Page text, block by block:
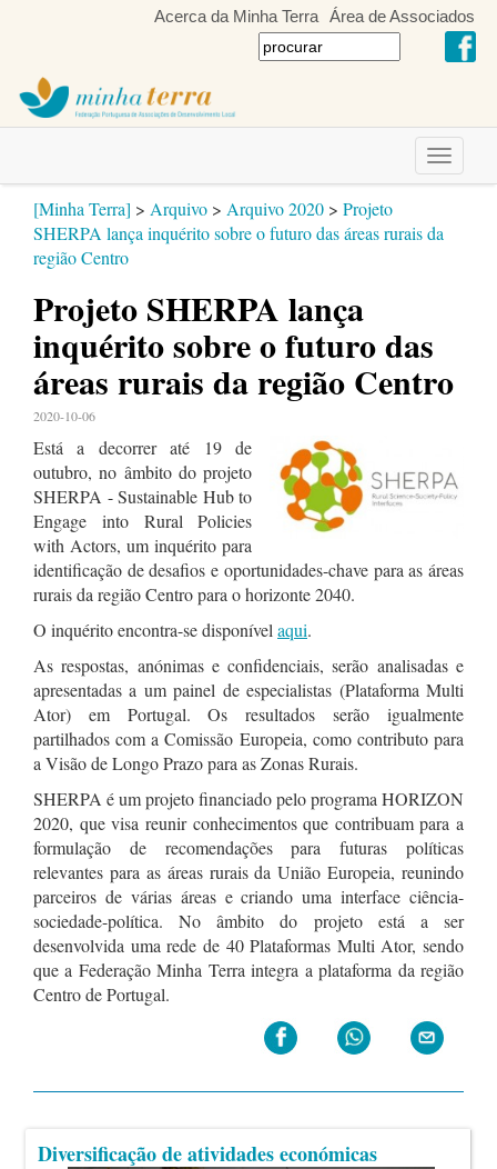
Acerca da Minha Terra Área de Associados
Toggle
[Minha Terra] > Arquivo > Arquivo 2020 > Projeto
SHERPA lança inquérito sobre o futuro das áreas rurais da
região Centro
Projeto SHERPA lança
inquérito sobre o futuro das
áreas rurais da região Centro
2020-10-06
Está a decorrer até 19 de
outubro, no âmbito do projeto
SHERPA - Sustainable Hub to
Engage into Rural Policies
with Actors, um inquérito para
identificação de desafios e oportunidades-chave para as áreas
rurais da região Centro para o horizonte 2040.
O inquérito encontra-se disponível aqui.
As respostas, anónimas e confidenciais, serão analisadas e
apresentadas a um painel de especialistas (Plataforma Multi
Ator) em Portugal. Os resultados serão igualmente
partilhados com a Comissão Europeia, como contributo para
a Visão de Longo Prazo para as Zonas Rurais.
SHERPA é um projeto financiado pelo programa HORIZON
2020, que visa reunir conhecimentos que contribuam para a
formulação de recomendações para futuras políticas
relevantes para as áreas rurais da União Europeia, reunindo
parceiros de várias áreas e criando uma interface ciência-
sociedade-política. No âmbito do projeto está a ser
desenvolvida uma rede de 40 Plataformas Multi Ator, sendo
que a Federação Minha Terra integra a plataforma da região
Centro de Portugal.
Diversificação de atividades económicas